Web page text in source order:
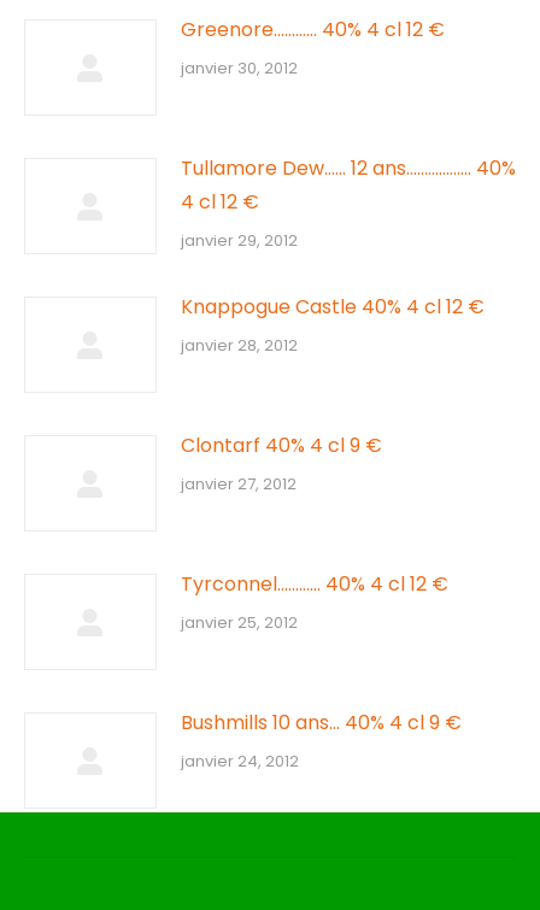
Greenore………… 40% 4 cl 12 €
janvier 30, 2012
Tullamore Dew…… 12 ans……………… 40%
4 cl 12 €
janvier 29, 2012
Knappogue Castle 40% 4 cl 12 €
janvier 28, 2012
Clontarf 40% 4 cl 9 €
janvier 27, 2012
Tyrconnel………… 40% 4 cl 12 €
janvier 25, 2012
Bushmills 10 ans… 40% 4 cl 9 €
janvier 24, 2012